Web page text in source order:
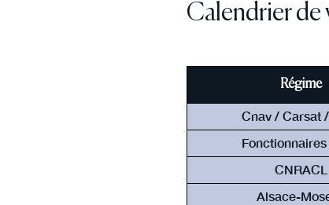
Calendrier de
Régime
Cnav / Carsat
Fonctionnaires
CNRACL
Alsace-